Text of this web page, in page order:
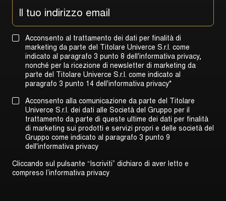
Acconsento al trattamento dei dati per finalità di
marketing da parte del Titolare Univerce S.r.l. come
indicato al paragrafo 3 punto 8 dell'informativa privacy,
nonché per la ricezione di newsletter di marketing da
parte del Titolare Univerce S.r.l. come indicato al
paragrafo 3 punto 14 dell'informativa privacy*
Acconsento alla comunicazione da parte del Titolare
Univerce S.r.l. dei dati alle Società del Gruppo per il
trattamento da parte di queste ultime dei dati per finalità
di marketing sui prodotti e servizi propri e delle società del
Gruppo come indicato al paragrafo 3 punto 9
dell'informativa privacy
Cliccando sul pulsante “Iscriviti” dichiaro di aver letto e
compreso l’informativa privacy